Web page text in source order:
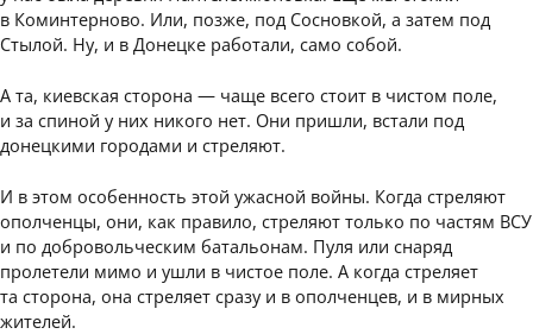
в Коминтерново. Или, позже, под Сосновкой, а затем под
Стылой. Ну, и в Донецке работали, само собой.
А та, киевская сторона — чаще всего стоит в чистом поле,
и за спиной у них никого нет. Они пришли, встали под
донецкими городами и стреляют.
И в этом особенность этой ужасной войны. Когда стреляют
ополченцы, они, как правило, стреляют только по частям ВСУ
и по добровольческим батальонам. Пуля или снаряд
пролетели мимо и ушли в чистое поле. А когда стреляет
та сторона, она стреляет сразу и в ополченцев, и в мирных
жителей.